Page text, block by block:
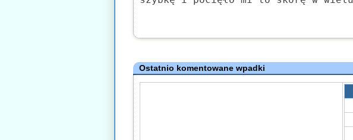
Ostatnio komentowane wpadki